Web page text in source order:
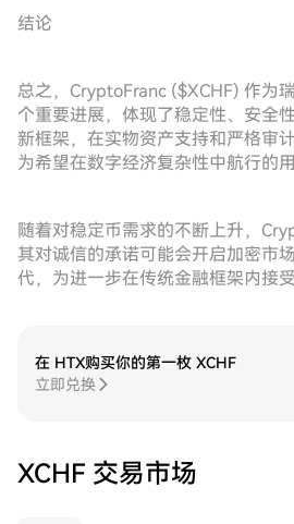
结论
总之，CryptoFranc ($XCHF) 作为
个重要进展，体现了稳定性、安全
新框架，在实物资产支持和严格审
为希望在数字经济复杂性中航行的
随着对稳定币需求的不断上升，
其对诚信的承诺可能会开启加密市
代，为进一步在传统金融框架内接
在 HTX购买你的第一枚 XCHF
立即兑换
XCHF 交易市场